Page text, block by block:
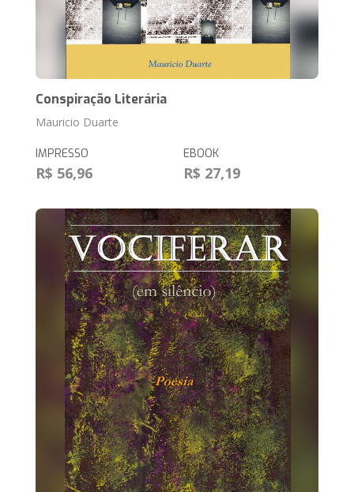
Conspiração Literária
Mauricio Duarte
IMPRESSO
R$ 56,96
EBOOK
R$ 27,19